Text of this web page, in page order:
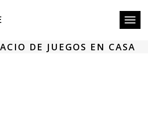
Toggle
DE JUEGOS EN CASA